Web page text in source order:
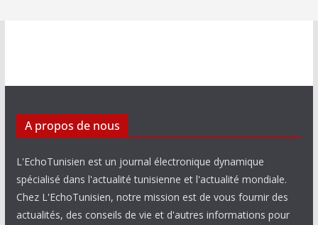
A propos de nous
L'EchoTunisien est un journal électronique dynamique
spécialisé dans l'actualité tunisienne et l'actualité mondiale.
Chez L'EchoTunisien, notre mission est de vous fournir des
actualités, des conseils de vie et d'autres informations pour